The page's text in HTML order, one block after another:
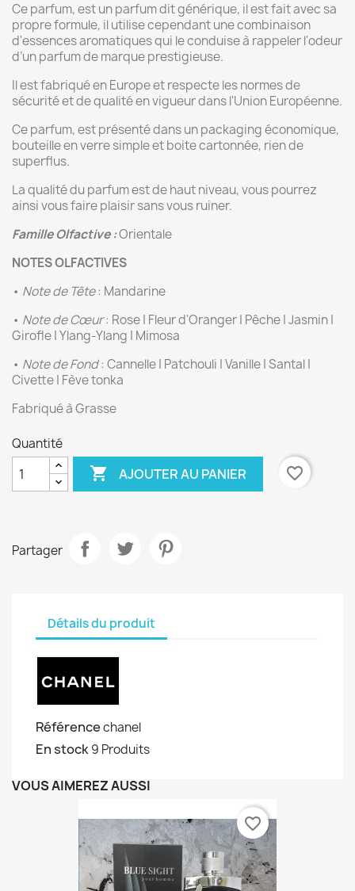
Ce parfum, est un parfum dit générique, il est fait avec sa
propre formule, il utilise cependant une combinaison
d'essences aromatiques qui le conduise à rappeler l'odeur
d’un parfum de marque prestigieuse.
Il est fabriqué en Europe et respecte les normes de
sécurité et de qualité en vigueur dans l'Union Européenne.
Ce parfum, est présenté dans un packaging économique,
bouteille en verre simple et boite cartonnée, rien de
superflus.
La qualité du parfum est de haut niveau, vous pourrez
ainsi vous faire plaisir sans vous ruiner.
Famille Olfactive :Orientale
NOTES OLFACTIVES
• Note de Tête: Mandarine
• Note de Cœur: Rose | Fleur d'Oranger | Pêche | Jasmin |
Girofle | Ylang-Ylang | Mimosa
• Note de Fond: Cannelle | Patchouli | Vanille | Santal |
Civette | Fève tonka
Fabriqué à Grasse
Quantité
 AJOUTER AU PANIER favorite_border
Partager
Détails du produit
Référencechanel
En stock9 Produits
VOUS AIMEREZ AUSSI
favorite_border